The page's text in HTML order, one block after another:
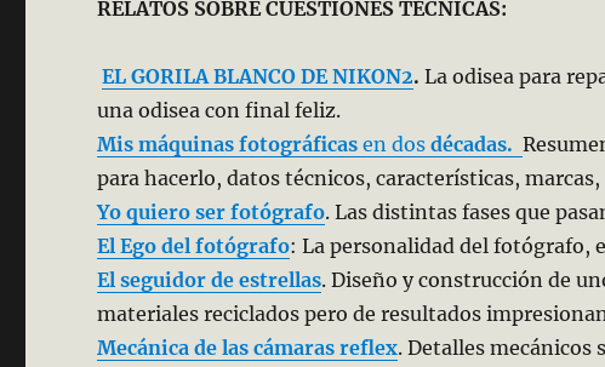
RELATOS SOBRE CUESTIONES TÉCNICAS:
EL GORILA BLANCO DE NIKON2. La odisea para
una odisea con final feliz.
Mis máquinas fotográficas en dosdécadas.
para hacerlo, datos técnicos, características,
Yo quiero ser fotógrafo. Las distintas fases que
El Ego del fotógrafo: La personalidad del fotógrafo,
El seguidor de estrellas. Diseño y construcción de
materiales reciclados pero de resultados
Mecánica de las cámaras reflex. Detalles mecánicos